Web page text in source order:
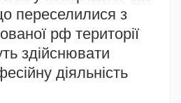
переселилися з
рф території
здійснювати
діяльність